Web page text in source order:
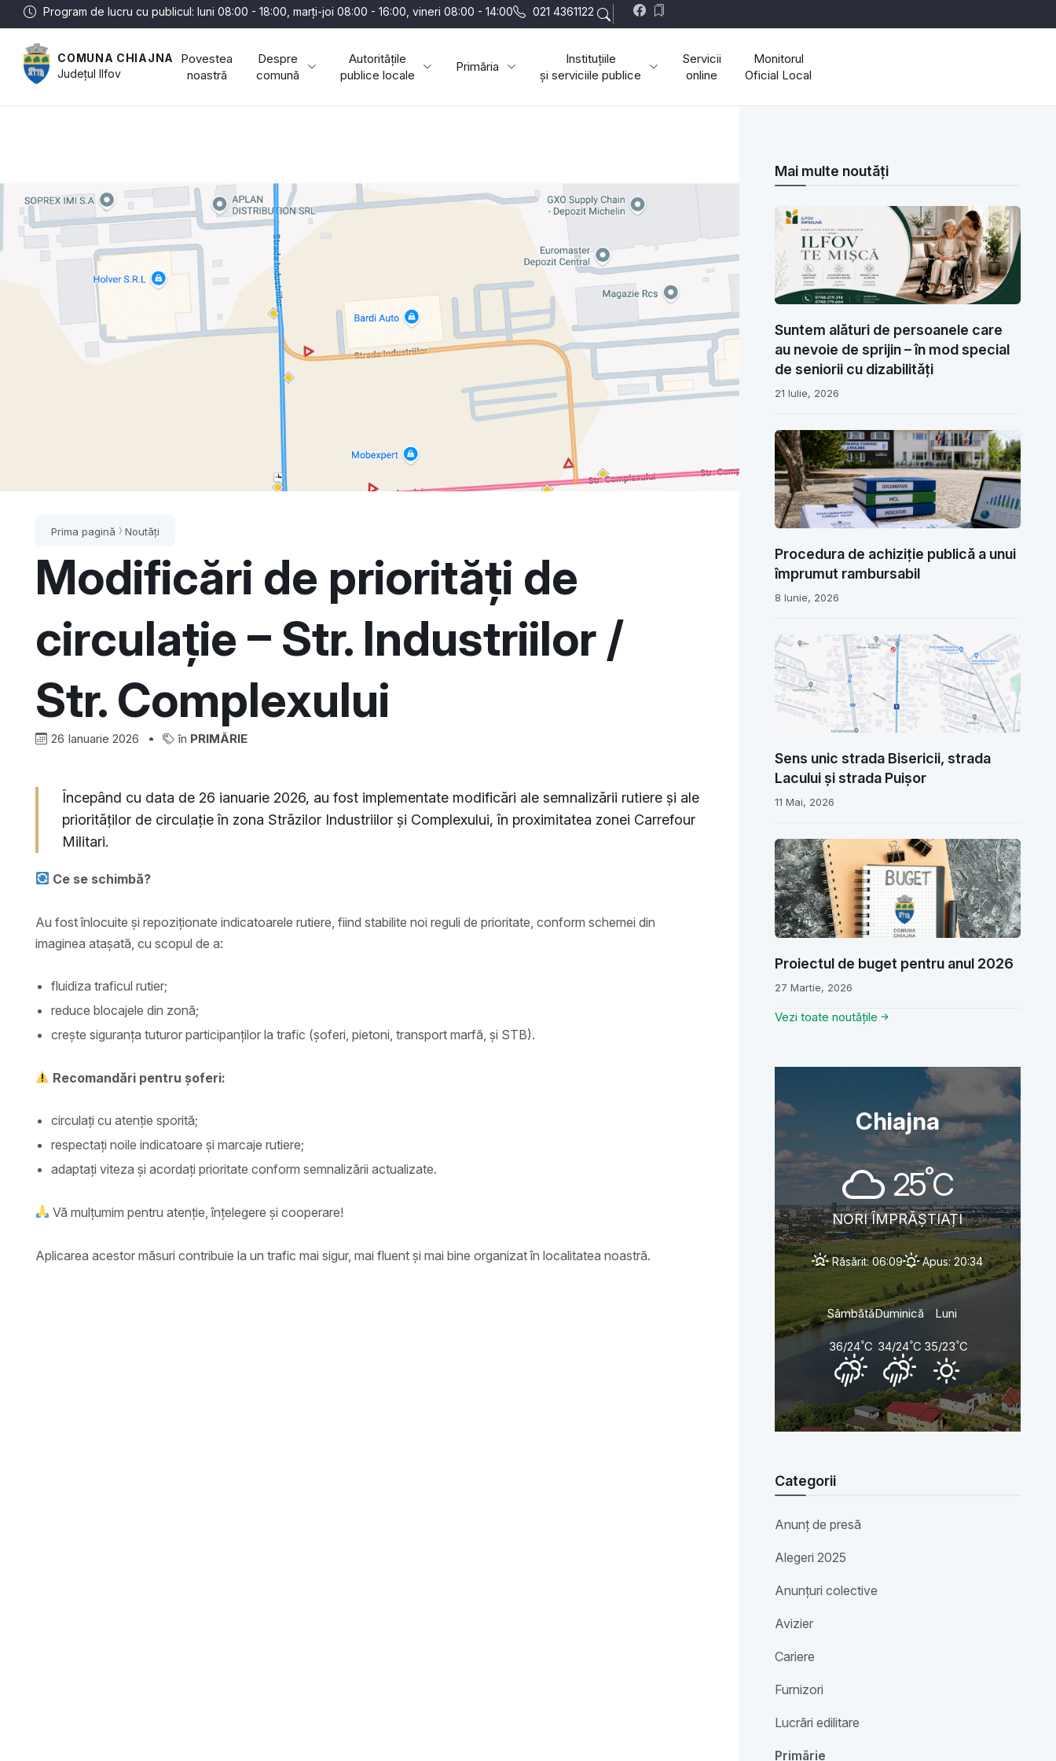
Program de lucru cu publicul: luni 08:00 - 18:00, marți-joi 08:00 - 16:00, vineri 08:00 - 14:00 021 4361122
COMUNA CHIAJNA
JudețulIlfov
Povestea
noastră
Despre
comună
Autoritățile
publice locale
Primăria
Instituțiile
și serviciile publice
Servicii
online
Monitorul
Oficial Local
Prima pagină Noutăți
Modificări de priorități de
circulație – Str. Industriilor /
Str. Complexului
26 Ianuarie 2026 în PRIMĂRIE
Începând cu data de 26 ianuarie 2026, au fost implementate modificări ale semnalizării rutiere și ale
priorităților de circulație în zona Străzilor Industriilor și Complexului, în proximitatea zonei Carrefour
Militari.
Ce se schimbă?
Au fost înlocuite și repoziționate indicatoarele rutiere, fiind stabilite noi reguli de prioritate, conform schemei din
imaginea atașată, cu scopul de a:
fluidiza traficul rutier;
reduce blocajele din zonă;
crește siguranța tuturor participanților la trafic (șoferi, pietoni, transport marfă, și STB).
Recomandări pentru șoferi:
circulați cu atenție sporită;
respectați noile indicatoare și marcaje rutiere;
adaptați viteza și acordați prioritate conform semnalizării actualizate.
Vă mulțumim pentru atenție, înțelegere și cooperare!
Aplicarea acestor măsuri contribuie la un trafic mai sigur, mai fluent și mai bine organizat în localitatea noastră.
Mai multe noutăți
Suntem alături de persoanele care
au nevoie de sprijin – în mod special
de seniorii cu dizabilități
21 Iulie, 2026
Procedura de achiziție publică a unui
împrumut rambursabil
8 Iunie, 2026
Sens unic strada Bisericii, strada
Lacului și strada Puișor
11 Mai, 2026
Proiectul de buget pentru anul 2026
27 Martie, 2026
Vezi toate noutățile
Chiajna
25°C
NORI ÎMPRĂȘTIAȚI
Răsărit: 06:09 Apus: 20:34
Sâmbătă
36/24°C
Duminică
34/24°C
Luni
35/23°C
Categorii
Anunț de presă
Alegeri 2025
Anunțuri colective
Avizier
Cariere
Furnizori
Lucrări edilitare
Primărie